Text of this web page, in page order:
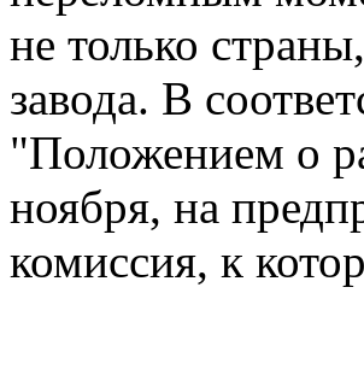
не только
завода. В
"Положением о
ноября, на
комиссия, к